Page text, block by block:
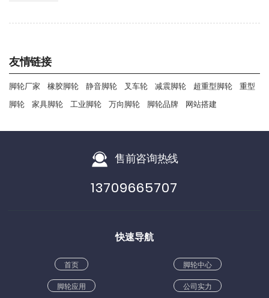
友情链接
脚轮厂家 橡胶脚轮 静音脚轮 叉车轮 减震脚轮 超重型脚轮
重型
脚轮
家具脚轮 工业脚轮 万向脚轮 脚轮品牌 网站搭建
售前咨询热线
13709665707
快速导航
首页 脚轮中心
脚轮应用 公司实力